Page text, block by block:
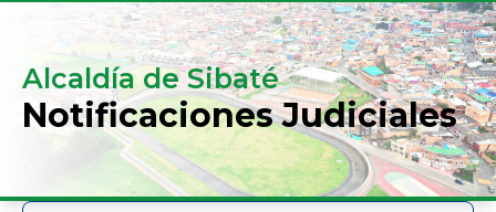
Alcaldía de Sibaté
Notificaciones Judiciales